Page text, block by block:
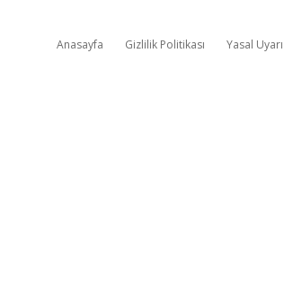
Anasayfa Gizlilik Politikası Yasal Uyarı